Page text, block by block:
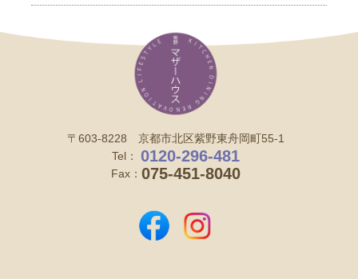
〒603-8228 京都市北区紫野東舟岡町55-1
Tel：
0120-296-481
Fax： 075-451-8040